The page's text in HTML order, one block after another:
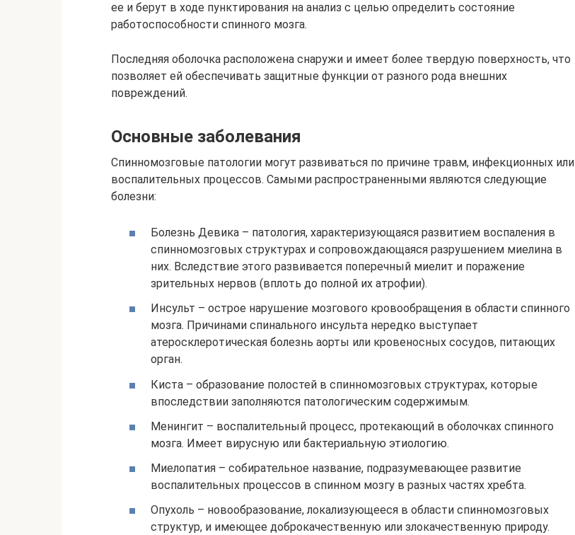
ее и берут в ходе пунктирования на анализ с целью определить состояние
работоспособности спинного мозга.
Последняя оболочка расположена снаружи и имеет более твердую поверхность, что
позволяет ей обеспечивать защитные функции от разного рода внешних
повреждений.
Основные заболевания
Спинномозговые патологии могут развиваться по причине травм, инфекционных или
воспалительных процессов. Самыми распространенными являются следующие
болезни:
Болезнь Девика – патология, характеризующаяся развитием воспаления в
спинномозговых структурах и сопровождающаяся разрушением миелина в
них. Вследствие этого развивается поперечный миелит и поражение
зрительных нервов (вплоть до полной их атрофии).
Инсульт – острое нарушение мозгового кровообращения в области спинного
мозга. Причинами спинального инсульта нередко выступает
атеросклеротическая болезнь аорты или кровеносных сосудов, питающих
орган.
Киста – образование полостей в спинномозговых структурах, которые
впоследствии заполняются патологическим содержимым.
Менингит – воспалительный процесс, протекающий в оболочках спинного
мозга. Имеет вирусную или бактериальную этиологию.
Миелопатия – собирательное название, подразумевающее развитие
воспалительных процессов в спинном мозгу в разных частях хребта.
Опухоль – новообразование, локализующееся в области спинномозговых
структур, и имеющее доброкачественную или злокачественную природу.